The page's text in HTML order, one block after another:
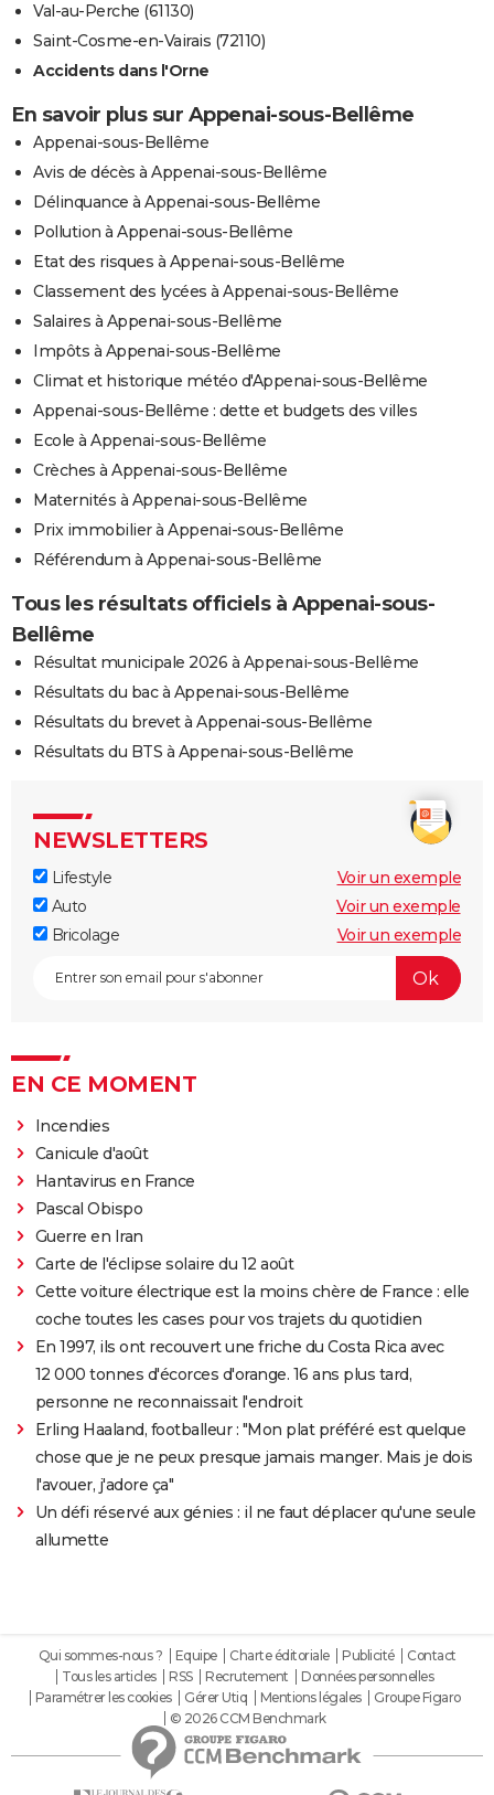
Val-au-Perche (61130)
Saint-Cosme-en-Vairais (72110)
Accidents dans l'Orne
En savoir plus sur Appenai-sous-Bellême
Appenai-sous-Bellême
Avis de décès à Appenai-sous-Bellême
Délinquance à Appenai-sous-Bellême
Pollution à Appenai-sous-Bellême
Etat des risques à Appenai-sous-Bellême
Classement des lycées à Appenai-sous-Bellême
Salaires à Appenai-sous-Bellême
Impôts à Appenai-sous-Bellême
Climat et historique météo d'Appenai-sous-Bellême
Appenai-sous-Bellême : dette et budgets des villes
Ecole à Appenai-sous-Bellême
Crèches à Appenai-sous-Bellême
Maternités à Appenai-sous-Bellême
Prix immobilier à Appenai-sous-Bellême
Référendum à Appenai-sous-Bellême
Tous les résultats officiels à Appenai-sous-
Bellême
Résultat municipale 2026 à Appenai-sous-Bellême
Résultats du bac à Appenai-sous-Bellême
Résultats du brevet à Appenai-sous-Bellême
Résultats du BTS à Appenai-sous-Bellême
NEWSLETTERS
Lifestyle
Voir un exemple
Auto
Voir un exemple
Bricolage
Voir un exemple
EN CE MOMENT
Incendies
Canicule d'août
Hantavirus en France
Pascal Obispo
Guerre en Iran
Carte de l'éclipse solaire du 12 août
Cette voiture électrique est la moins chère de France : elle
coche toutes les cases pour vos trajets du quotidien
En 1997, ils ont recouvert une friche du Costa Rica avec
12 000 tonnes d'écorces d'orange. 16 ans plus tard,
personne ne reconnaissait l'endroit
Erling Haaland, footballeur : "Mon plat préféré est quelque
chose que je ne peux presque jamais manger. Mais je dois
l'avouer, j'adore ça"
Un défi réservé aux génies : il ne faut déplacer qu'une seule
allumette
Qui sommes-nous ? Equipe Charte éditoriale Publicité
Contact
Tous les articles
RSS Recrutement
Données personnelles
Paramétrer les cookies
Gérer Utiq Mentions légales
Groupe Figaro
© 2026 CCM Benchmark